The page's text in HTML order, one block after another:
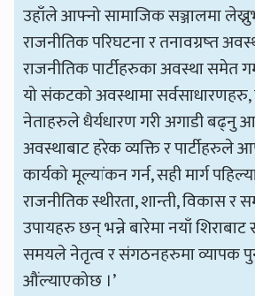
उहाँले आफ्नो सामाजिक सञ्जालमा
राजनीतिक परिघटना र तनावग्रष्त
राजनीतिक पार्टीहरुका अवस्था समेत
यो संकटको अवस्थामा सर्वसाधारणहरु,
नेताहरुले धैर्यधारण गरी अगाडी बढ्नु
अवस्थाबाट हरेक व्यक्ति र
कार्यको मूल्यांकन गर्न, सही मार्ग
राजनीतिक स्थीरता, शान्ती, विकास र
उपायहरु छन् भन्ने बारेमा नयाँ
समयले नेतृत्व र संगठनहरुमा व्यापक
औंल्याएकोछ ।’